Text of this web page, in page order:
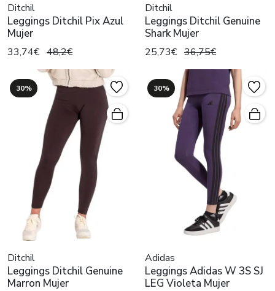
Ditchil
Leggings Ditchil Pix Azul
Mujer
33,74€ 48,2€
Ditchil
Leggings Ditchil Genuine
Shark Mujer
25,73€ 36,75€
30%
Ditchil
Leggings Ditchil Genuine
Marron Mujer
30%
Adidas
Leggings Adidas W 3S SJ
LEG Violeta Mujer